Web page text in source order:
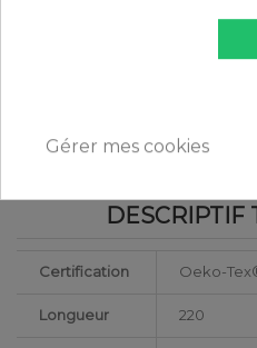
Taie d'oreiller (1 taie pour la
1 housse de couette 220x240
DESCRIPTIF
Certification Oeko-
Longueur 220
Gérer mes cookies